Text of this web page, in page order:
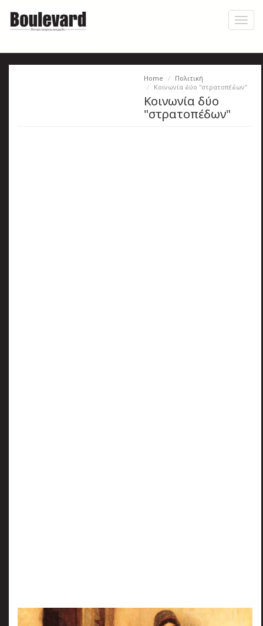
main
Home
Πολιτική
Κοινωνία δύο "στρατοπέδων"
Κοινωνία δύο
"στρατοπέδων"